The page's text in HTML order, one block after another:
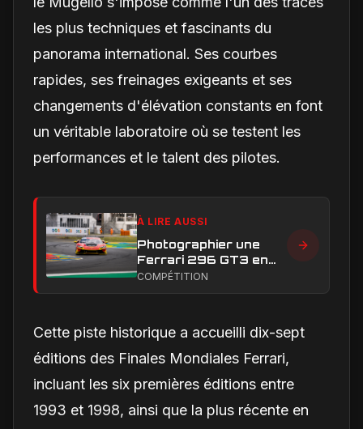
les plus techniques et fascinants du
panorama international. Ses courbes
rapides, ses freinages exigeants et ses
changements d'élévation constants en font
un véritable laboratoire où se testent les
performances et le talent des pilotes.
À LIRE AUSSI
Photographier une
Ferrari 296 GT3 en
action : construire une
COMPÉTITION
Cette piste historique a accueilli dix-sept
éditions des Finales Mondiales Ferrari,
incluant les six premières éditions entre
1993 et 1998, ainsi que la plus récente en